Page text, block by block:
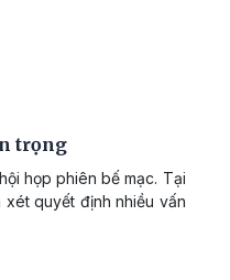
trọng
họp phiên bế mạc. Tại
quyết định nhiều vấn